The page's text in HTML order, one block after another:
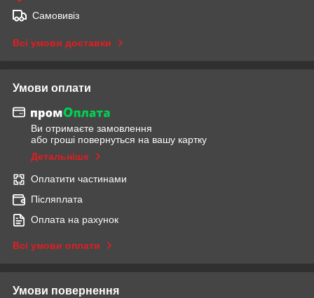
Самовивіз
Всі умови доставки
Умови оплати
Ви отримаєте замовлення
або гроші повернуться на вашу картку
Детальніше
Оплатити частинами
Післяплата
Оплата на рахунок
Всі умови оплати
Умови повернення